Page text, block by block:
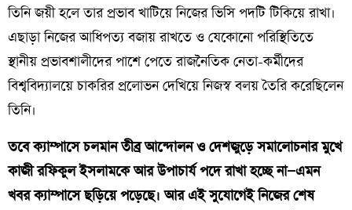
তিনি জয়ী হলে তার প্রভাব খাটিয়ে নিজের ভিসি পদটি টিকিয়ে রাখা।
এছাড়া নিজের আধিপত্য বজায় রাখতে ও যেকোনো পরিস্থিতিতে
স্থানীয় প্রভাবশালীদের পাশে পেতে রাজনৈতিক নেতা-কর্মীদের
বিশ্ববিদ্যালয়ে চাকরির প্রলোভন দেখিয়ে নিজস্ব বলয় তৈরি করেছিলেন
তিনি।
তবে ক্যাম্পাসে চলমান তীব্র আন্দোলন ও দেশজুড়ে সমালোচনার মুখে
কাজী রফিকুল ইসলামকে আর উপাচার্য পদে রাখা হচ্ছে না—এমন
খবর ক্যাম্পাসে ছড়িয়ে পড়েছে। আর এই সুযোগেই নিজের শেষ